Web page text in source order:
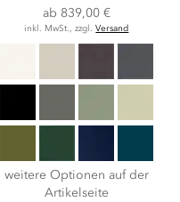
ab 839,00 €
inkl. MwSt., zzgl.Versand
weitere Optionen auf der
Artikelseite